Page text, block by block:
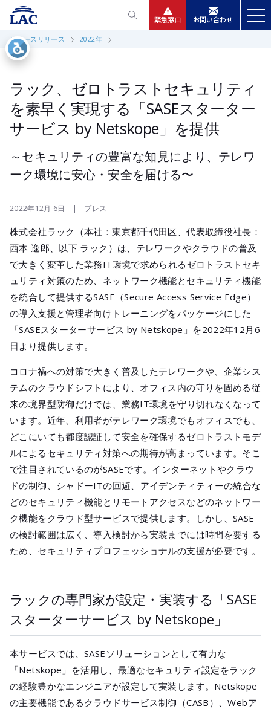
緊急窓口 お問い合わせ
ニュースリリース
会社情報
IR情報
メールマガ
ニュースリリース 2022年
ラック、ゼロトラストセキュリティ
を素早く実現する「SASEスターター
サービス by Netskope」を提供
～セキュリティの豊富な知見により、テレワ
ーク環境に安心・安全を届ける〜
2022年12月 6日 | プレス
株式会社ラック（本社：東京都千代田区、代表取締役社長：
西本 逸郎、以下 ラック）は、テレワークやクラウドの普及
で大きく変革した業務IT環境で求められるゼロトラストセキ
ュリティ対策のため、ネットワーク機能とセキュリティ機能
を統合して提供するSASE（Secure Access Service Edge）
の導入支援と管理者向けトレーニングをパッケージにした
「SASEスターターサービス by Netskope」を2022年12月6
日より提供します。
コロナ禍への対策で大きく普及したテレワークや、企業シス
テムのクラウドシフトにより、オフィス内の守りを固める従
来の境界型防御だけでは、業務IT環境を守り切れなくなって
います。近年、利用者がテレワーク環境でもオフィスでも、
どこにいても都度認証して安全を確保するゼロトラストモデ
ルによるセキュリティ対策への期待が高まっています。そこ
で注目されているのがSASEです。インターネットやクラウ
ドの制御、シャドーITの回避、アイデンティティーの統合な
どのセキュリティ機能とリモートアクセスなどのネットワー
ク機能をクラウド型サービスで提供します。しかし、SASE
の検討範囲は広く、導入検討から実装までには時間を要する
ため、セキュリティプロフェッショナルの支援が必要です。
ラックの専門家が設定・実装する「SASE
スターターサービス by Netskope」
本サービスでは、SASEソリューションとして有力な
「Netskope」を活用し、最適なセキュリティ設定をラック
の経験豊かなエンジニアが設定して実装します。Netskope
の主要機能であるクラウドサービス制御（CASB）、Webア